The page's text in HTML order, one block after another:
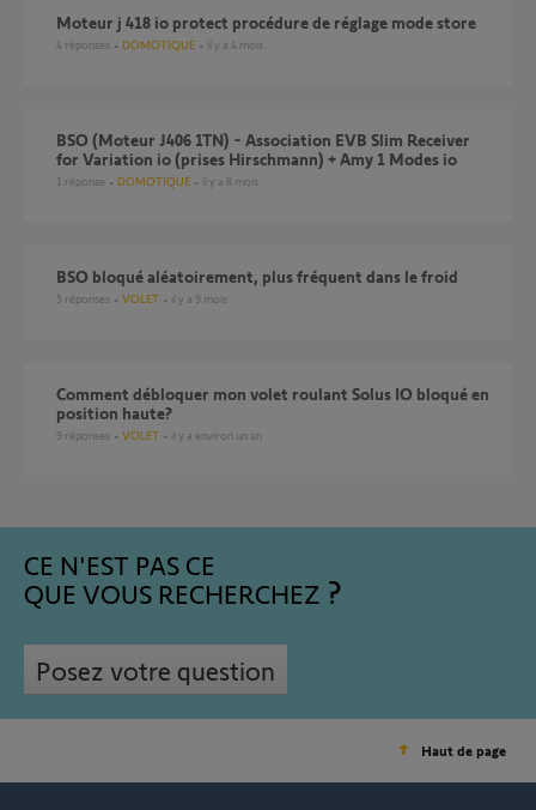
Moteur j 418 io protect procédure de réglage mode store
4 réponses DOMOTIQUE il y a 4 mois
BSO (Moteur J406 1TN) - Association EVB Slim Receiver
for Variation io (prises Hirschmann) + Amy 1 Modes io
1 réponse DOMOTIQUE il y a 8 mois
BSO bloqué aléatoirement, plus fréquent dans le froid
5 réponses VOLET il y a 9 mois
Comment débloquer mon volet roulant Solus IO bloqué en
position haute?
9 réponses VOLET il y a environ un an
CE N'EST PAS CE
QUE VOUS RECHERCHEZ
Posez votre question
Haut de page